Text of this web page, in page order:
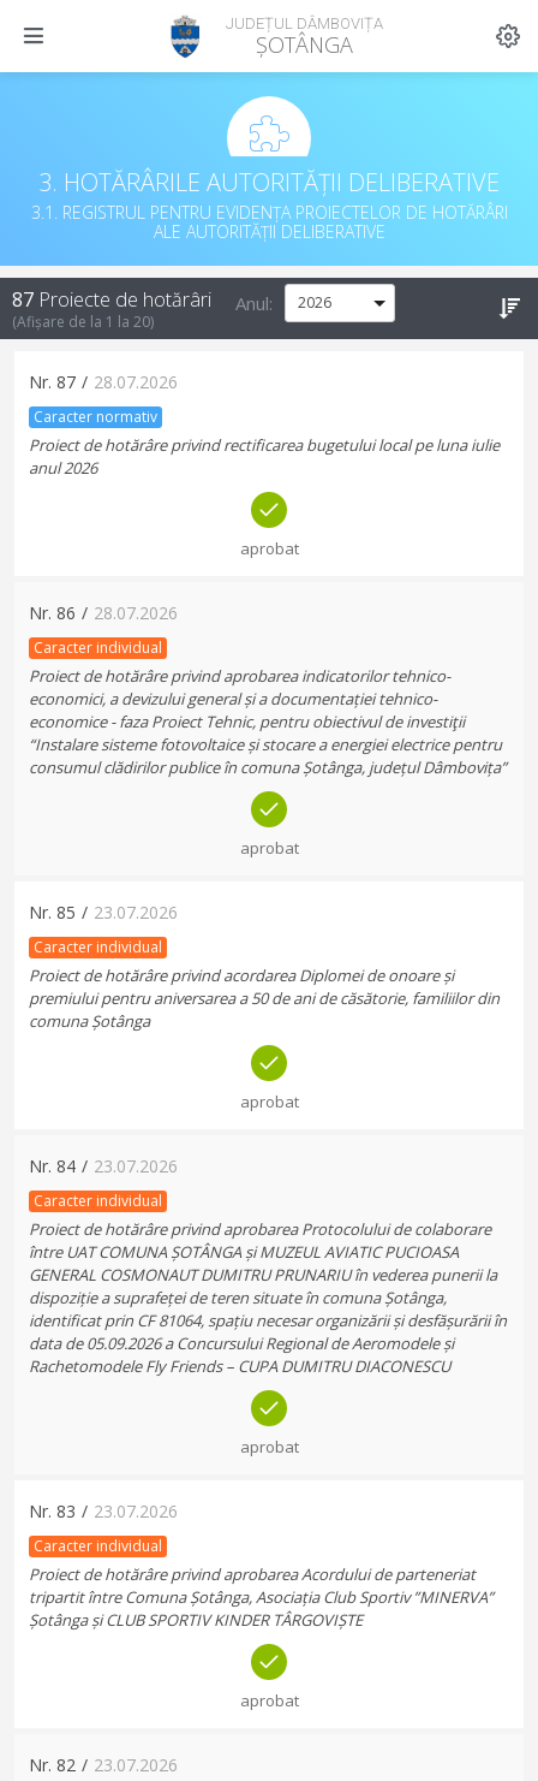
JUDEȚUL DÂMBOVIȚA
ȘOTÂNGA
3. HOTĂRÂRILE AUTORITĂȚII DELIBERATIVE
3.1. REGISTRUL PENTRU EVIDENȚA PROIECTELOR DE HOTĂRÂRI
ALE AUTORITĂȚII DELIBERATIVE
87 Proiecte de hotărâri
(Afișare de la 1 la 20)
Anul:
Nr. 87 / 28.07.2026
Caracter normativ
Proiect de hotărâre privind rectificarea bugetului local pe luna iulie
anul 2026
aprobat
Nr. 86 / 28.07.2026
Caracter individual
Proiect de hotărâre privind aprobarea indicatorilor tehnico-
economici, a devizului general și a documentației tehnico-
economice - faza Proiect Tehnic, pentru obiectivul de investiţii
“Instalare sisteme fotovoltaice și stocare a energiei electrice pentru
consumul clădirilor publice în comuna Șotânga, județul Dâmbovița”
aprobat
Nr. 85 / 23.07.2026
Caracter individual
Proiect de hotărâre privind acordarea Diplomei de onoare și
premiului pentru aniversarea a 50 de ani de căsătorie, familiilor din
comuna Șotânga
aprobat
Nr. 84 / 23.07.2026
Caracter individual
Proiect de hotărâre privind aprobarea Protocolului de colaborare
între UAT COMUNA ȘOTÂNGA și MUZEUL AVIATIC PUCIOASA
GENERAL COSMONAUT DUMITRU PRUNARIU în vederea punerii la
dispoziție a suprafeței de teren situate în comuna Șotânga,
identificat prin CF 81064, spațiu necesar organizării și desfășurării în
data de 05.09.2026 a Concursului Regional de Aeromodele și
Rachetomodele Fly Friends – CUPA DUMITRU DIACONESCU
aprobat
Nr. 83 / 23.07.2026
Caracter individual
Proiect de hotărâre privind aprobarea Acordului de parteneriat
tripartit între Comuna Șotânga, Asociația Club Sportiv ”MINERVA”
Șotânga și CLUB SPORTIV KINDER TÂRGOVIȘTE
aprobat
Nr. 82 / 23.07.2026